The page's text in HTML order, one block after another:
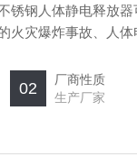
锈钢人体静电释放
火灾爆炸事故、人
02
厂商性质
生产厂家